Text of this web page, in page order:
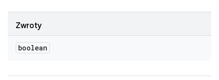
Zwroty
boolean